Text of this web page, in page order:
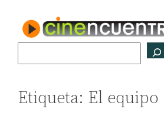
contenido
Etiqueta: El equipo